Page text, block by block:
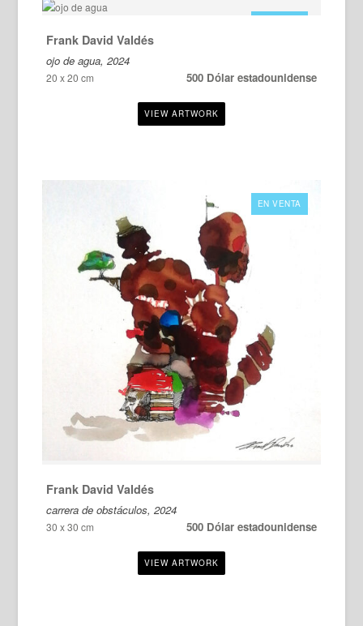
Frank David Valdés
ojo de agua, 2024
20 x 20 cm 500 Dólar estadounidense
EN VENTA
Frank David Valdés
carrera de obstáculos, 2024
30 x 30 cm 500 Dólar estadounidense